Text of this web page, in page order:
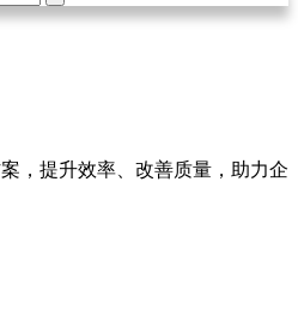
，提升效率、改善质量，助力企